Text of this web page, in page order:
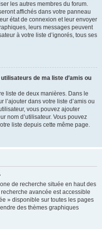
les autres membres du forum.
affichés dans votre panneau
état de connexion et leur envoyer
leurs messages peuvent
à votre liste d’ignorés, tous ses
de ma liste d’amis ou
liste de deux manières. Dans le
dans votre liste d’amis ou
vous pouvez ajouter
nom d’utilisateur. Vous pouvez
liste depuis cette même page.
de recherche située en haut des
avancée est accessible
» disponible sur toutes les pages
des thèmes graphiques